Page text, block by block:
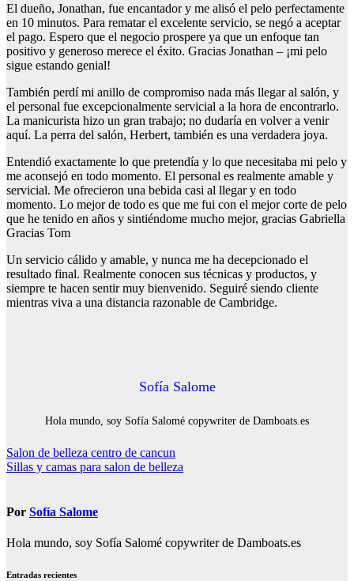
El dueño, Jonathan, fue encantador y me alisó el pelo perfectamente
en 10 minutos. Para rematar el excelente servicio, se negó a aceptar
el pago. Espero que el negocio prospere ya que un enfoque tan
positivo y generoso merece el éxito. Gracias Jonathan – ¡mi pelo
sigue estando genial!
También perdí mi anillo de compromiso nada más llegar al salón, y
el personal fue excepcionalmente servicial a la hora de encontrarlo.
La manicurista hizo un gran trabajo; no dudaría en volver a venir
aquí. La perra del salón, Herbert, también es una verdadera joya.
Entendió exactamente lo que pretendía y lo que necesitaba mi pelo y
me aconsejó en todo momento. El personal es realmente amable y
servicial. Me ofrecieron una bebida casi al llegar y en todo
momento. Lo mejor de todo es que me fui con el mejor corte de pelo
que he tenido en años y sintiéndome mucho mejor, gracias Gabriella
Gracias Tom
Un servicio cálido y amable, y nunca me ha decepcionado el
resultado final. Realmente conocen sus técnicas y productos, y
siempre te hacen sentir muy bienvenido. Seguiré siendo cliente
mientras viva a una distancia razonable de Cambridge.
Sofía Salome
Hola mundo, soy Sofía Salomé copywriter de Damboats.es
Navegación
de
Salon de belleza centro de cancun
Sillas y camas para salon de belleza
Por Sofía Salome
Hola mundo, soy Sofía Salomé copywriter de Damboats.es
Entradas recientes